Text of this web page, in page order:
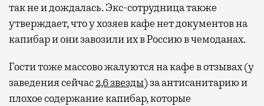
так не и дождалась. Экс-сотрудница также
утверждает, что у хозяев кафе нет документов на
капибар и они завозили их в Россию в чемоданах.
Гости тоже массово жалуются на кафе в отзывах (у
заведения сейчас2,6 звезды) за антисанитарию и
плохое содержание капибар, которые